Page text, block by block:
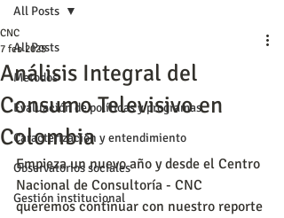
All Posts
Metodos
Evaluación de políticas y programas
Caracterización y entendimiento
Observatorios sociales
Gestión institucional
All Posts
Análisis Integral del
Consumo Televisivo en
Colombia
CNC
7 feb 2025
Empieza un nuevo año y desde el Centro
Nacional de Consultoría - CNC
queremos continuar con nuestro reporte